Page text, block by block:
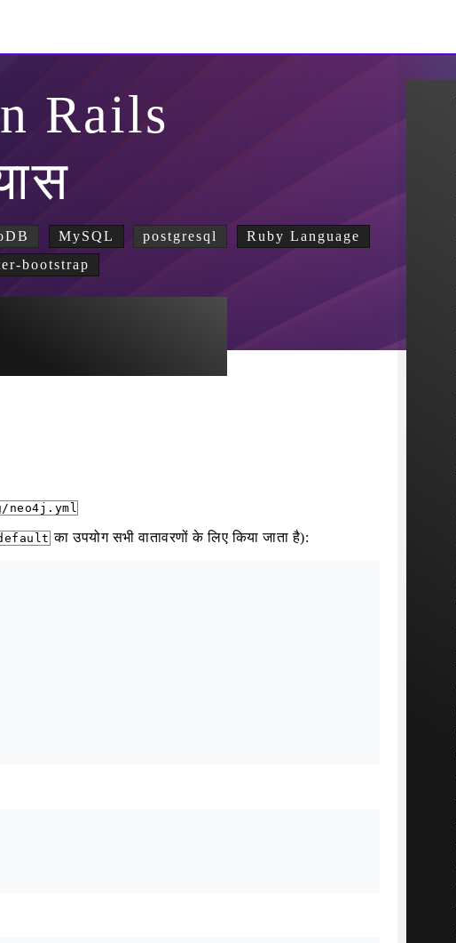
Rails
MySQL postgresql
Ruby Language
bootstrap
neo4j.yml
का उपयोग सभी वातावरणों के लिए किया जाता है):